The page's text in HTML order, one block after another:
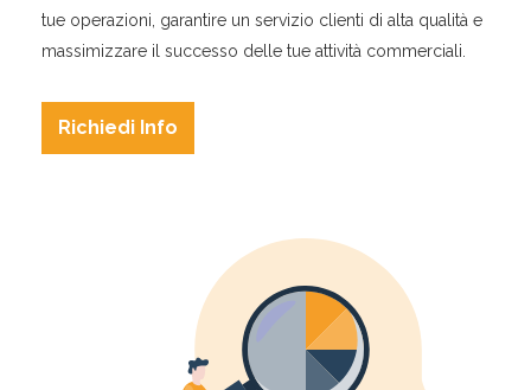
tue operazioni, garantire un servizio clienti di alta qualità e
massimizzare il successo delle tue attività commerciali.
Richiedi Info